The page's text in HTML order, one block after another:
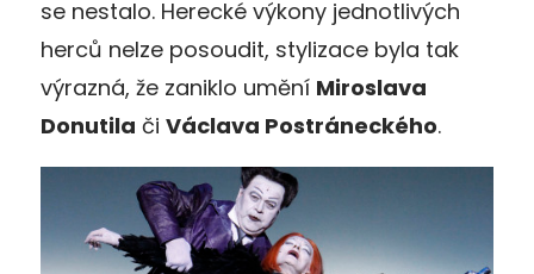
se nestalo. Herecké výkony jednotlivých
herců nelze posoudit, stylizace byla tak
výrazná, že zaniklo umění Miroslava
Donutila či Václava Postráneckého.